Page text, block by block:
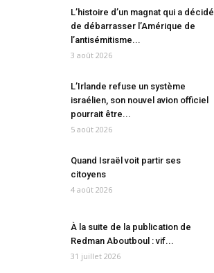
L’histoire d’un magnat qui a décidé
de débarrasser l’Amérique de
l’antisémitisme...
3 août 2026
L’Irlande refuse un système
israélien, son nouvel avion officiel
pourrait être...
5 août 2026
Quand Israël voit partir ses
citoyens
4 août 2026
À la suite de la publication de
Redman Aboutboul : vif...
31 juillet 2026